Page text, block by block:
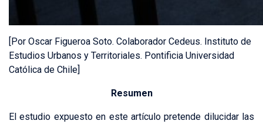
[Por Oscar Figueroa Soto. Colaborador Cedeus. Instituto de
Estudios Urbanos y Territoriales. Pontificia Universidad
Católica de Chile]
Resumen
El estudio expuesto en este artículo pretende dilucidar las